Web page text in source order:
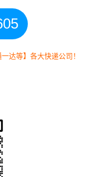
价格，望知晓！
达等】各大快递公司！